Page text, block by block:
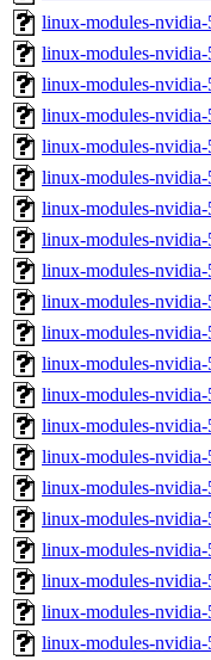
linux-modules-
linux-modules-
linux-modules-
linux-modules-
linux-modules-
linux-modules-
linux-modules-
linux-modules-
linux-modules-
linux-modules-
linux-modules-
linux-modules-
linux-modules-
linux-modules-
linux-modules-
linux-modules-
linux-modules-
linux-modules-nvidia-
linux-modules-
linux-modules-nvidia-
linux-modules-nvidia-